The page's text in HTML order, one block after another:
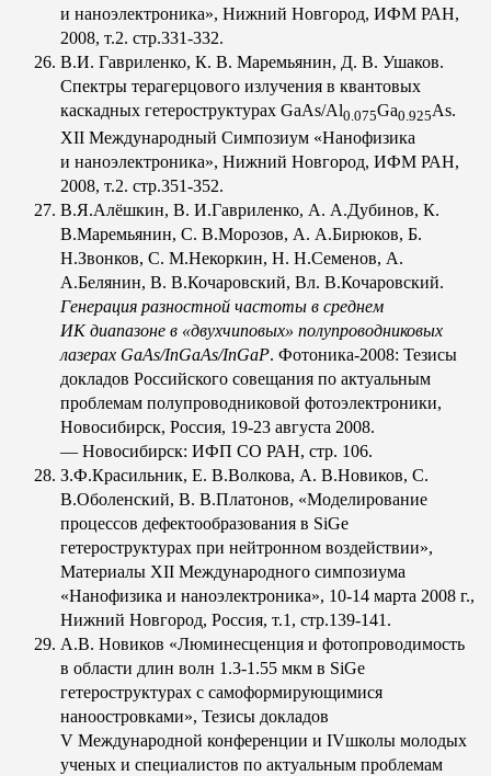
и наноэлектроника», Нижний Новгород, ИФМ РАН,
2008, т.2. стр.331-332.
В.И. Гавриленко, К. В. Маремьянин, Д. В. Ушаков.
Спектры терагерцового излучения в квантовых
каскадных гетероструктурах GaAs/Al0.075Ga0.925As.
XII Международный Симпозиум «Нанофизика
и наноэлектроника», Нижний Новгород, ИФМ РАН,
2008, т.2. стр.351-352.
В.Я.Алёшкин, В. И.Гавриленко, А. А.Дубинов, К.
В.Маремьянин, С. В.Морозов, А. А.Бирюков, Б.
Н.Звонков, С. М.Некоркин, Н. Н.Семенов, А.
А.Белянин, В. В.Кочаровский, Вл. В.Кочаровский.
Генерация разностной частоты в среднем
ИК диапазоне в «двухчиповых» полупроводниковых
лазерах GaAs/InGaAs/InGaP. Фотоника-2008: Тезисы
докладов Российского совещания по актуальным
проблемам полупроводниковой фотоэлектроники,
Новосибирск, Россия, 19-23 августа 2008.
— Новосибирск: ИФП СО РАН, стр. 106.
З.Ф.Красильник, Е. В.Волкова, А. В.Новиков, С.
В.Оболенский, В. В.Платонов, «Моделирование
процессов дефектообразования в SiGe
гетероструктурах при нейтронном воздействии»,
Материалы XII Международного симпозиума
«Нанофизика и наноэлектроника», 10-14 марта 2008 г.,
Нижний Новгород, Россия, т.1, стр.139-141.
А.В. Новиков «Люминесценция и фотопроводимость
в области длин волн 1.3-1.55 мкм в SiGe
гетероструктурах с самоформирующимися
наноостровками», Тезисы докладов
V Международной конференции и IVшколы молодых
ученых и специалистов по актуальным проблемам